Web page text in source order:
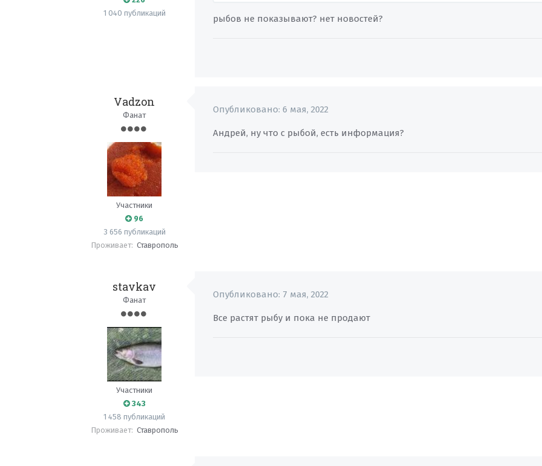
1 040 публикаций
рыбов не показывают? нет новостей?
Vadzon
Фанат
Участники
96
3 656 публикаций
Проживает: Ставрополь
Опубликовано:6 мая, 2022
Андрей, ну что с рыбой, есть информация?
stavkav
Фанат
Участники
343
1 458 публикаций
Проживает: Ставрополь
Опубликовано: 7 мая, 2022
Все растят рыбу и пока не продают